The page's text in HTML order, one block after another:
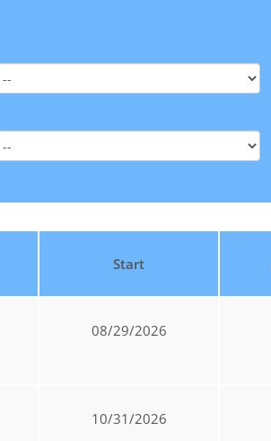
Start
08/29/2026
10/31/2026